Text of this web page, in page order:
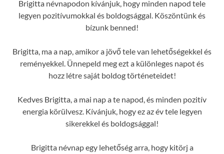
Brigitta névnapodon kívánjuk, hogy minden napod tele
legyen pozitívumokkal és boldogsággal. Köszöntünk és
bízunk benned!
Brigitta, ma a nap, amikor a jövő tele van lehetőségekkel és
reményekkel. Ünnepeld meg ezt a különleges napot és
hozz létre saját boldog történeteidet!
Kedves Brigitta, a mai nap a te napod, és minden pozitív
energia körülvesz. Kívánjuk, hogy ez az év tele legyen
sikerekkel és boldogsággal!
Brigitta névnap egy lehetőség arra, hogy kitörj a